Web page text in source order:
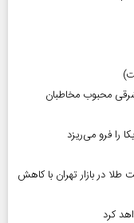
محبوب مخاطبان
را فرو می‌ریزد
۱۱ مرداد ۱۴۰۵ | افت قیمت طلا در بازار تهران با کاهش
کرد